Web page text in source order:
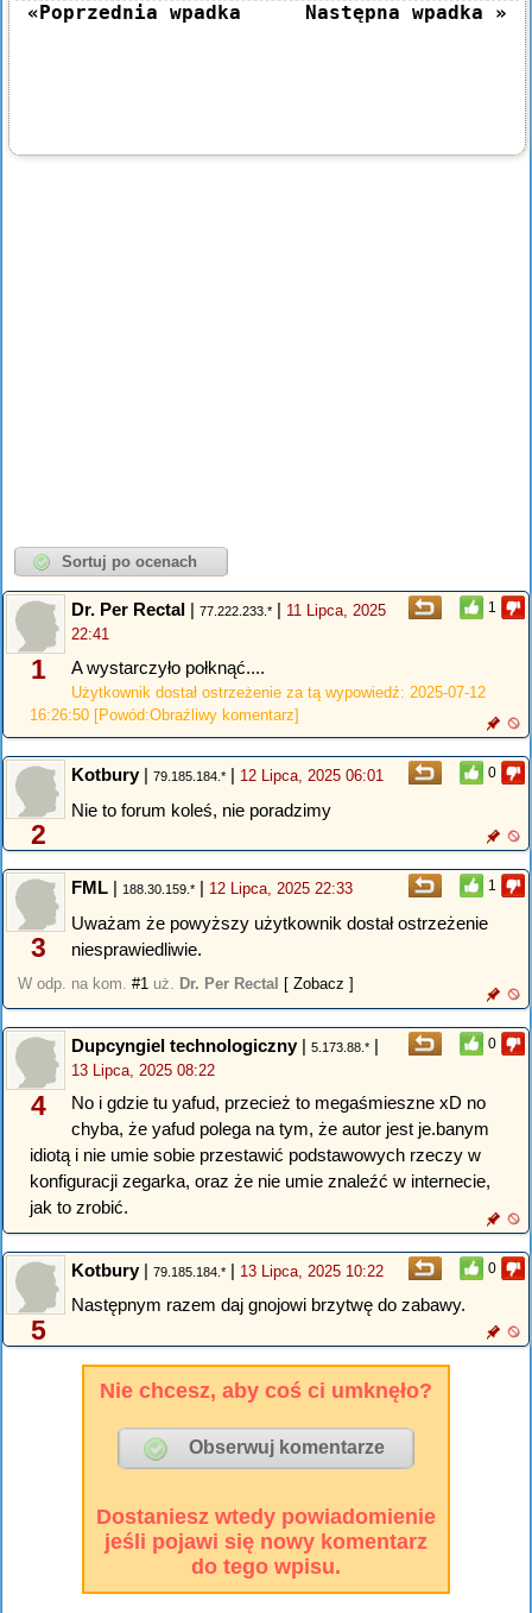
«Poprzednia wpadka Następna wpadka »
1
1
Dr. Per Rectal | 77.222.233.* | 11 Lipca, 2025
22:41
A wystarczyło połknąć....
Użytkownik dostał ostrzeżenie za tą wypowiedź: 2025-07-12
16:26:50 [Powód:Obraźliwy komentarz]
0
2
Kotbury| 79.185.184.* | 12 Lipca, 2025 06:01
Nie to forum koleś, nie poradzimy
1
3
FML | 188.30.159.* | 12 Lipca, 2025 22:33
Uważam że powyższy użytkownik dostał ostrzeżenie
niesprawiedliwie.
W odp. na kom. #1 uż. Dr. Per Rectal [ Zobacz ]
0
4
Dupcyngiel technologiczny| 5.173.88.* |
13 Lipca, 2025 08:22
No i gdzie tu yafud, przecież to megaśmieszne xD no
chyba, że yafud polega na tym, że autor jest je.banym
idiotą i nie umie sobie przestawić podstawowych rzeczy w
konfiguracji zegarka, oraz że nie umie znaleźć w internecie,
jak to zrobić.
0
5
Kotbury| 79.185.184.* | 13 Lipca, 2025 10:22
Następnym razem daj gnojowi brzytwę do zabawy.
Nie chcesz, aby coś ci umknęło?
Dostaniesz wtedy powiadomienie
jeśli pojawi się nowy komentarz
do tego wpisu.